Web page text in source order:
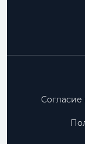
Согласие